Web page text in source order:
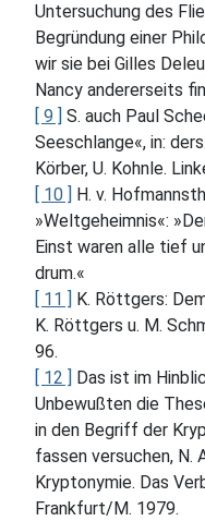
Untersuchung des
Begründung einer
wir sie bei Gilles
Nancy andererseits
[ 9 ]
S. auch Paul
Seeschlange«, in:
Körber, U. Kohnle.
[ 10 ]
H. v.
»Weltgeheimnis«:
Einst waren alle tief
drum.«
[ 11 ]
K. Röttgers:
K. Röttgers u. M.
96.
[ 12 ]
Das ist im
Unbewußten die
in den Begriff der
fassen versuchen, N.
Kryptonymie. Das
Frankfurt/M. 1979.